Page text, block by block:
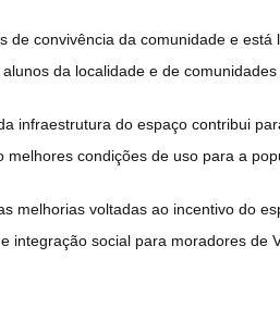
de convivência da comunidade e
da localidade e de comunidades
infraestrutura do espaço contribui
condições de uso para a
melhorias voltadas ao incentivo do
integração social para moradores de